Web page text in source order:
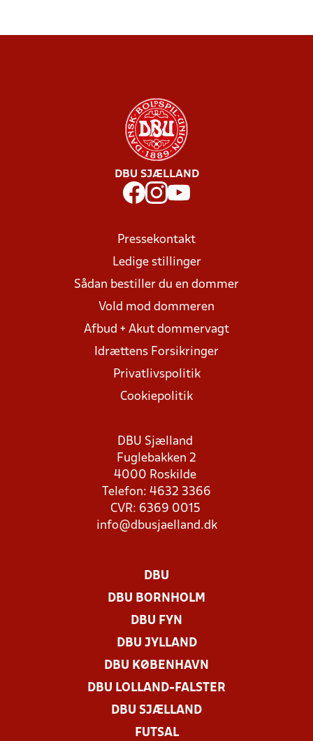
DBU SJÆLLAND
Pressekontakt
Ledige stillinger
Sådan bestiller du en dommer
Vold mod dommeren
Afbud + Akut dommervagt
Idrættens Forsikringer
Privatlivspolitik
Cookiepolitik
DBU Sjælland
Fuglebakken 2
4000 Roskilde
Telefon: 4632 3366
CVR: 6369 0015
info@dbusjaelland.dk
DBU
DBU BORNHOLM
DBU FYN
DBU JYLLAND
DBU KØBENHAVN
DBU LOLLAND-FALSTER
DBU SJÆLLAND
FUTSAL